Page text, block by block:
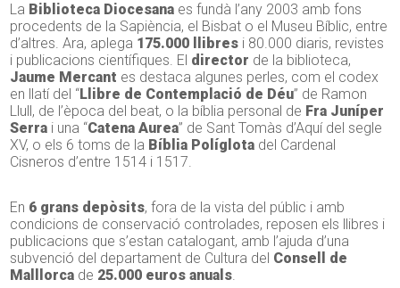
La Biblioteca Diocesana es fundà l’any 2003 amb fons
procedents de la Sapiència, el Bisbat o el Museu Bíblic, entre
d’altres. Ara, aplega 175.000 llibres i 80.000 diaris, revistes
i publicacions científiques. El director de la biblioteca,
Jaume Mercant es destaca algunes perles, com el codex
en llatí del “Llibre de Contemplació de Déu” de Ramon
Llull, de l’època del beat, o la bíblia personal de Fra Juníper
Serra i una “Catena Aurea” de Sant Tomàs d’Aquí del segle
XV, o els 6 toms de la Bíblia Políglota del Cardenal
Cisneros d’entre 1514 i 1517.
En 6 grans depòsits, fora de la vista del públic i amb
condicions de conservació controlades, reposen els llibres i
publicacions que s’estan catalogant, amb l’ajuda d’una
subvenció del departament de Cultura del Consell de
Malllorca de 25.000 euros anuals.